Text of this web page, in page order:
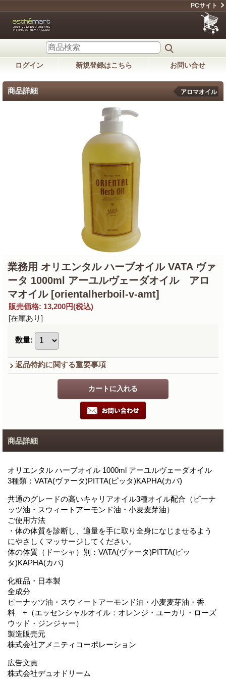
PCサイト
ログイン 新規登録はこちら お問い合せ
商品詳細 アロマオイル
業務用 オリエンタル ハーブオイル VATA ヴァ
ータ 1000ml アーユルヴェーダオイル アロ
マオイル [orientalherboil-v-amt]
販売価格: 13,200円(税込)
[在庫あり]
数量:
返品特約に関する重要事項
商品詳細
オリエンタル ハーブオイル 1000ml アーユルヴェーダオイル
3種類：VATA(ヴァータ)PITTA(ピッタ)KAPHA(カパ)
共通のグレードの高いキャリアオイル3種オイル配合（ピーナ
ッツ油・スウィートアーモンド油・小麦麦芽油）
ご使用方法
・体の体質を診断し、適量を手に取り全身になじませるよう
にやさしくマッサージしてください。
体の体質（ドーシャ）別：VATA(ヴァータ)PITTA(ピッ
タ)KAPHA(カパ)
化粧品・日本製
全成分
ピーナッツ油・スウィートアーモンド油・小麦麦芽油・香
料 +（エッセンシャルオイル：オレンジ・ユーカリ・ローズ
ウッド・ジンジャー）
製造販売元
株式会社アメニティコーポレーション
広告文責
株式会社デュオドリーム